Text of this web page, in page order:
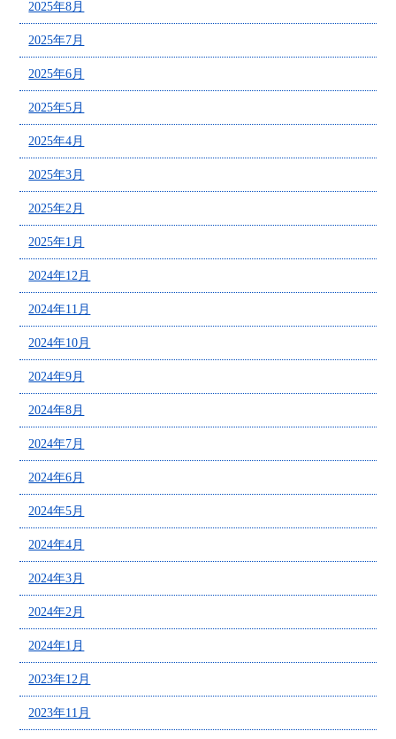
2025年8月
2025年7月
2025年6月
2025年5月
2025年4月
2025年3月
2025年2月
2025年1月
2024年12月
2024年11月
2024年10月
2024年9月
2024年8月
2024年7月
2024年6月
2024年5月
2024年4月
2024年3月
2024年2月
2024年1月
2023年12月
2023年11月